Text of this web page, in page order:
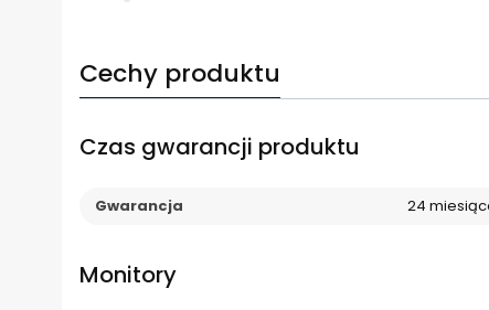
Cechy produktu
Czas gwarancji produktu
Gwarancja 24
Monitory